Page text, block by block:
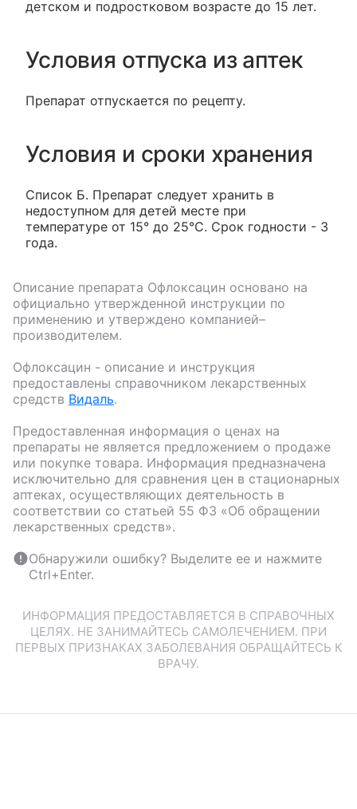
детском и подростковом возрасте до 15 лет.
Условия отпуска из аптек
Препарат отпускается по рецепту.
Условия и сроки хранения
Список Б. Препарат следует хранить в
недоступном для детей месте при
температуре от 15° до 25°С. Срок годности - 3
года.
Описание препарата Офлоксацин основано на
официально утвержденной инструкции по
применению и утверждено компанией–
производителем.
Офлоксацин - описание и инструкция
предоставлены справочником лекарственных
средств Видаль.
Предоставленная информация о ценах на
препараты не является предложением о продаже
или покупке товара. Информация предназначена
исключительно для сравнения цен в стационарных
аптеках, осуществляющих деятельность в
соответствии со статьей 55 ФЗ «Об обращении
лекарственных средств».
Обнаружили ошибку? Выделите ее и нажмите
Ctrl+Enter.
ИНФОРМАЦИЯ ПРЕДОСТАВЛЯЕТСЯ В СПРАВОЧНЫХ
ЦЕЛЯХ. НЕ ЗАНИМАЙТЕСЬ САМОЛЕЧЕНИЕМ. ПРИ
ПЕРВЫХ ПРИЗНАКАХ ЗАБОЛЕВАНИЯ ОБРАЩАЙТЕСЬ К
ВРАЧУ.